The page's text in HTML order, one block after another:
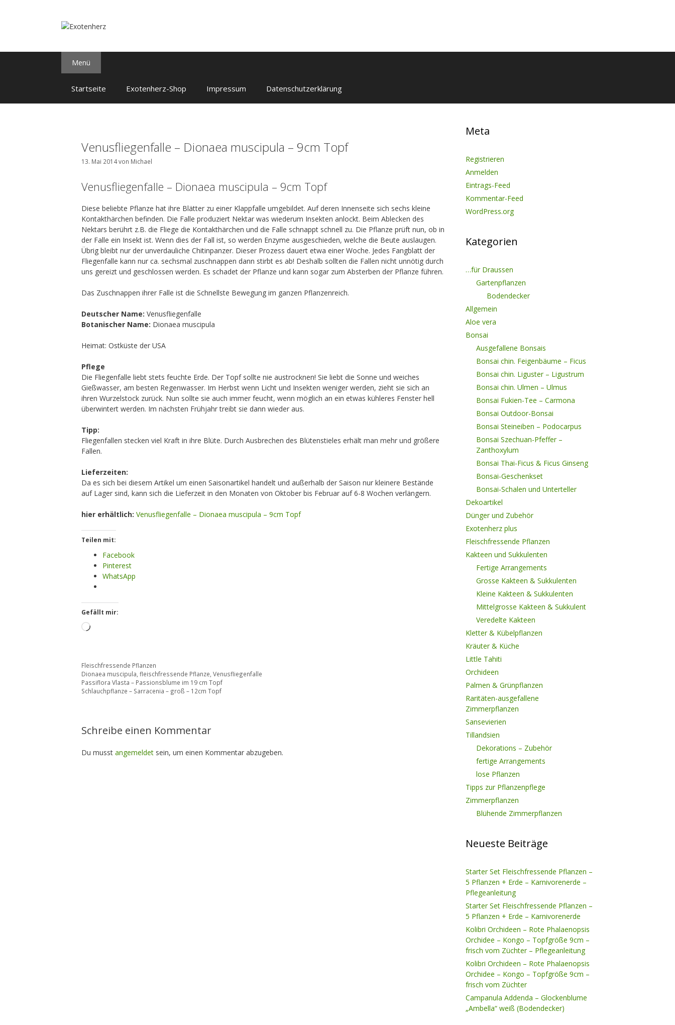
Menü
Startseite Exotenherz-Shop Impressum Datenschutzerklärung
Venusfliegenfalle – Dionaea muscipula – 9cm Topf
13. Mai 2014von Michael
Venusfliegenfalle – Dionaea muscipula – 9cm Topf
Diese beliebte Pflanze hat ihre Blätter zu einer Klappfalle umgebildet. Auf deren Innenseite sich sechs kleine
Kontakthärchen befinden. Die Falle produziert Nektar was wiederum Insekten anlockt. Beim Ablecken des
Nektars berührt z.B. die Fliege die Kontakthärchen und die Falle schnappt schnell zu. Die Pflanze prüft nun, ob in
der Falle ein Insekt ist. Wenn dies der Fall ist, so werden Enzyme ausgeschieden, welche die Beute auslaugen.
Übrig bleibt nur der unverdauliche Chitinpanzer. Dieser Prozess dauert etwa einer Woche. Jedes Fangblatt der
Fliegenfalle kann nur ca. sechsmal zuschnappen dann stirbt es ab! Deshalb sollten die Fallen nicht unnötig durch
uns gereizt und geschlossen werden. Es schadet der Pflanze und kann sogar zum Absterben der Pflanze führen.
Das Zuschnappen ihrer Falle ist die Schnellste Bewegung im ganzen Pflanzenreich.
Deutscher Name: Venusfliegenfalle
Botanischer Name: Dionaea muscipula
Heimat: Ostküste der USA
Pflege
Die Fliegenfalle liebt stets feuchte Erde. Der Topf sollte nie austrocknen! Sie liebt die Sonne und weiches
Gießwasser, am besten Regenwasser. Im Herbst wenn Licht und Insekten weniger werden, zieht sie sich an
ihren Wurzelstock zurück. Nun sollte sie auch immer feucht, wenn möglich an ein etwas kühleres Fenster hell
überwintert werden. Im nächsten Frühjahr treibt sie dann wieder aus.
Tipp:
Fliegenfallen stecken viel Kraft in ihre Blüte. Durch Ausbrechen des Blütenstieles erhält man mehr und größere
Fallen.
Lieferzeiten:
Da es sich bei diesem Artikel um einen Saisonartikel handelt und außerhalb der Saison nur kleinere Bestände
auf Lager sind, kann sich die Lieferzeit in den Monaten von Oktober bis Februar auf 6-8 Wochen verlängern.
hier erhältlich: Venusfliegenfalle – Dionaea muscipula – 9cm Topf
Teilen mit:
Facebook
Pinterest
WhatsApp
Gefällt mir:
Loading…
Kategorien
Fleischfressende Pflanzen
Schlagwörter
Dionaea muscipula, fleischfressende Pflanze, Venusfliegenfalle
Passiflora Vlasta – Passionsblume im 19 cm Topf
Schlauchpflanze – Sarracenia – groß – 12cm Topf
Schreibe einen Kommentar
Du musst angemeldet sein, um einen Kommentar abzugeben.
Meta
Registrieren
Anmelden
Eintrags-Feed
Kommentar-Feed
WordPress.org
Kategorien
…für Draussen
Gartenpflanzen
Bodendecker
Allgemein
Aloe vera
Bonsai
Ausgefallene Bonsais
Bonsai chin. Feigenbäume – Ficus
Bonsai chin. Liguster – Ligustrum
Bonsai chin. Ulmen – Ulmus
Bonsai Fukien-Tee – Carmona
Bonsai Outdoor-Bonsai
Bonsai Steineiben – Podocarpus
Bonsai Szechuan-Pfeffer –
Zanthoxylum
Bonsai Thai-Ficus & Ficus Ginseng
Bonsai-Geschenkset
Bonsai-Schalen und Unterteller
Dekoartikel
Dünger und Zubehör
Exotenherz plus
Fleischfressende Pflanzen
Kakteen und Sukkulenten
Fertige Arrangements
Grosse Kakteen & Sukkulenten
Kleine Kakteen & Sukkulenten
Mittelgrosse Kakteen & Sukkulent
Veredelte Kakteen
Kletter & Kübelpflanzen
Kräuter & Küche
Little Tahiti
Orchideen
Palmen & Grünpflanzen
Raritäten-ausgefallene
Zimmerpflanzen
Sansevierien
Tillandsien
Dekorations – Zubehör
fertige Arrangements
lose Pflanzen
Tipps zur Pflanzenpflege
Zimmerpflanzen
Blühende Zimmerpflanzen
Neueste Beiträge
Starter Set Fleischfressende Pflanzen –
5 Pflanzen + Erde – Karnivorenerde –
Pflegeanleitung
Starter Set Fleischfressende Pflanzen –
5 Pflanzen + Erde – Karnivorenerde
Kolibri Orchideen – Rote Phalaenopsis
Orchidee – Kongo – Topfgröße 9cm –
frisch vom Züchter – Pflegeanleitung
Kolibri Orchideen – Rote Phalaenopsis
Orchidee – Kongo – Topfgröße 9cm –
frisch vom Züchter
Campanula Addenda – Glockenblume
„Ambella“ weiß (Bodendecker)